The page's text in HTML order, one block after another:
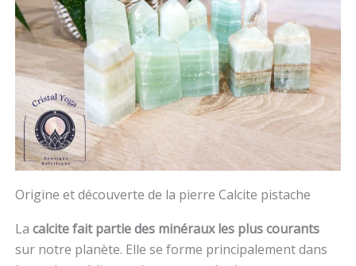
Origine et découverte de la pierre Calcite pistache
La calcite fait partie des minéraux les plus courants
sur notre planète. Elle se forme principalement dans